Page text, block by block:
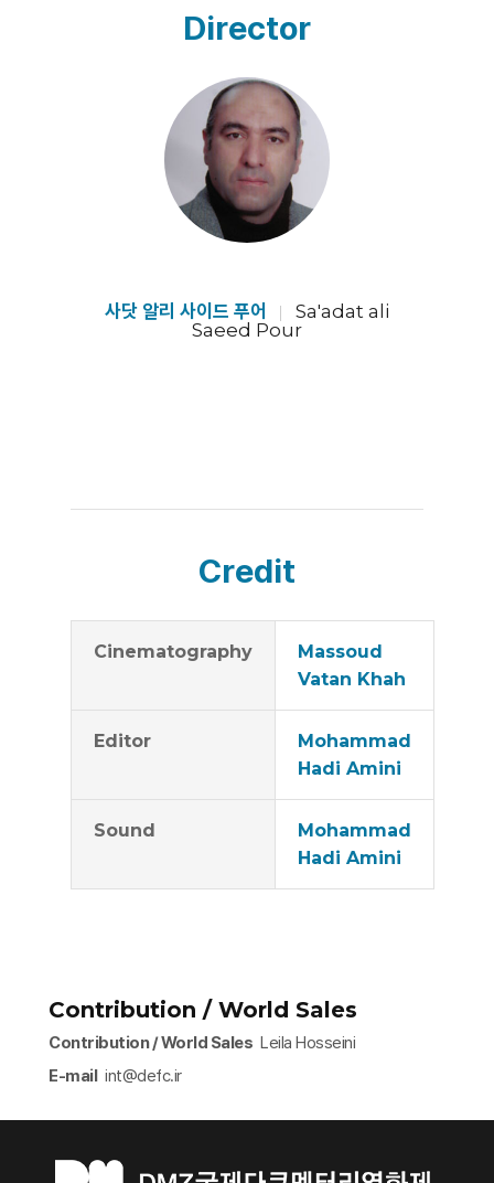
즘적인 방식으로 환경 문제를 고발하려거나 하는 것은 아
니다. 침묵 속에서 자연과 인공이 만들어낸 비애감과 아름
다움을 동시에 보여주고, 그 안에서 그러한 감정들을 지니
고 묵묵히 살아가야 하는 한 인간의 모습을 포착한다. [황
Director
사닷 알리 사이드 푸어
Sa'adat ali
Saeed Pour
Credit
Cinematography
Massoud
Vatan Khah
Editor
Mohammad
Hadi Amini
Sound
Mohammad
Hadi Amini
Contribution / World Sales
Contribution / World Sales Leila Hosseini
E-mailint@defc.ir​